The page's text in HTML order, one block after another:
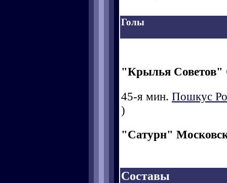
Голы
"Крылья Советов"
45-я мин. Пошкус
)
"Сатурн"
Составы